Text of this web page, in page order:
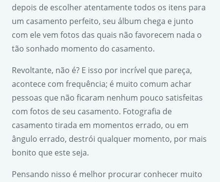
depois de escolher atentamente todos os itens para
um casamento perfeito, seu álbum chega e junto
com ele vem fotos das quais não favorecem nada o
tão sonhado momento do casamento.
Revoltante, não é? E isso por incrível que pareça,
acontece com frequência; é muito comum achar
pessoas que não ficaram nenhum pouco satisfeitas
com fotos de seu casamento. Fotografia de
casamento tirada em momentos errado, ou em
ângulo errado, destrói qualquer momento, por mais
bonito que este seja.
Pensando nisso é melhor procurar conhecer muito